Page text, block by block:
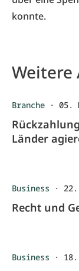
konnte.
Weitere
Branche · 05.
Länder
Business · 22.
Recht und
Business ·